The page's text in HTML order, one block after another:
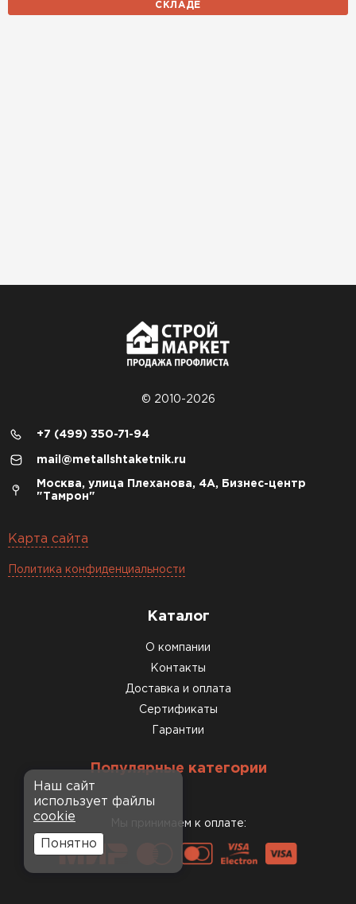
СКЛАДЕ
© 2010-2026
+7 (499) 350-71-94
mail@metallshtaketnik.ru
Москва, улица Плеханова, 4А, Бизнес-центр
"Тамрон"
Карта сайта
Политика конфиденциальности
Каталог
О компании
Контакты
Доставка и оплата
Сертификаты
Гарантии
Популярные категории
Мы принимаем к оплате:
Наш сайт
использует файлы
cookie
Понятно